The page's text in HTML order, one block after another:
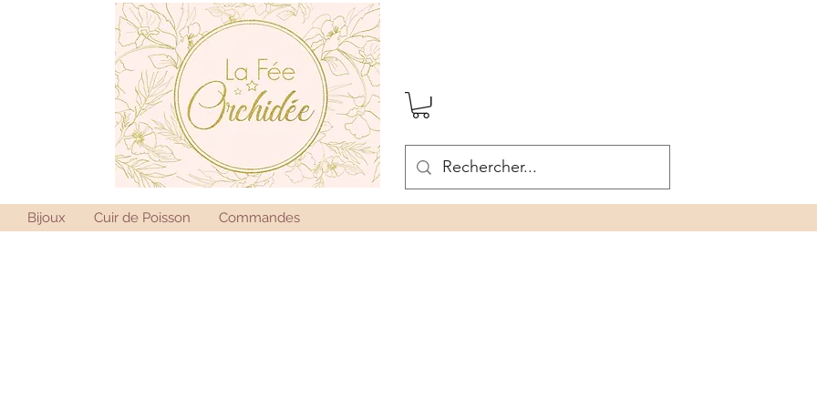
Bijoux Cuir de Poisson Commandes